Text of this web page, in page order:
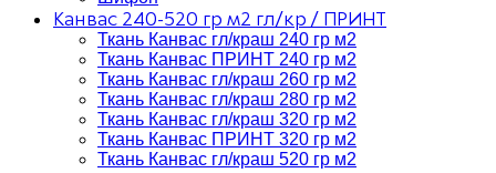
Канвас 240-520 гр м2 гл/кр / ПРИНТ
Ткань Канвас гл/краш 240 гр м2
Ткань Канвас ПРИНТ 240 гр м2
Ткань Канвас гл/краш 260 гр м2
Ткань Канвас гл/краш 280 гр м2
Ткань Канвас гл/краш 320 гр м2
Ткань Канвас ПРИНТ 320 гр м2
Ткань Канвас гл/краш 520 гр м2